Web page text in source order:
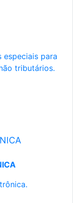
especiais para
tributários.